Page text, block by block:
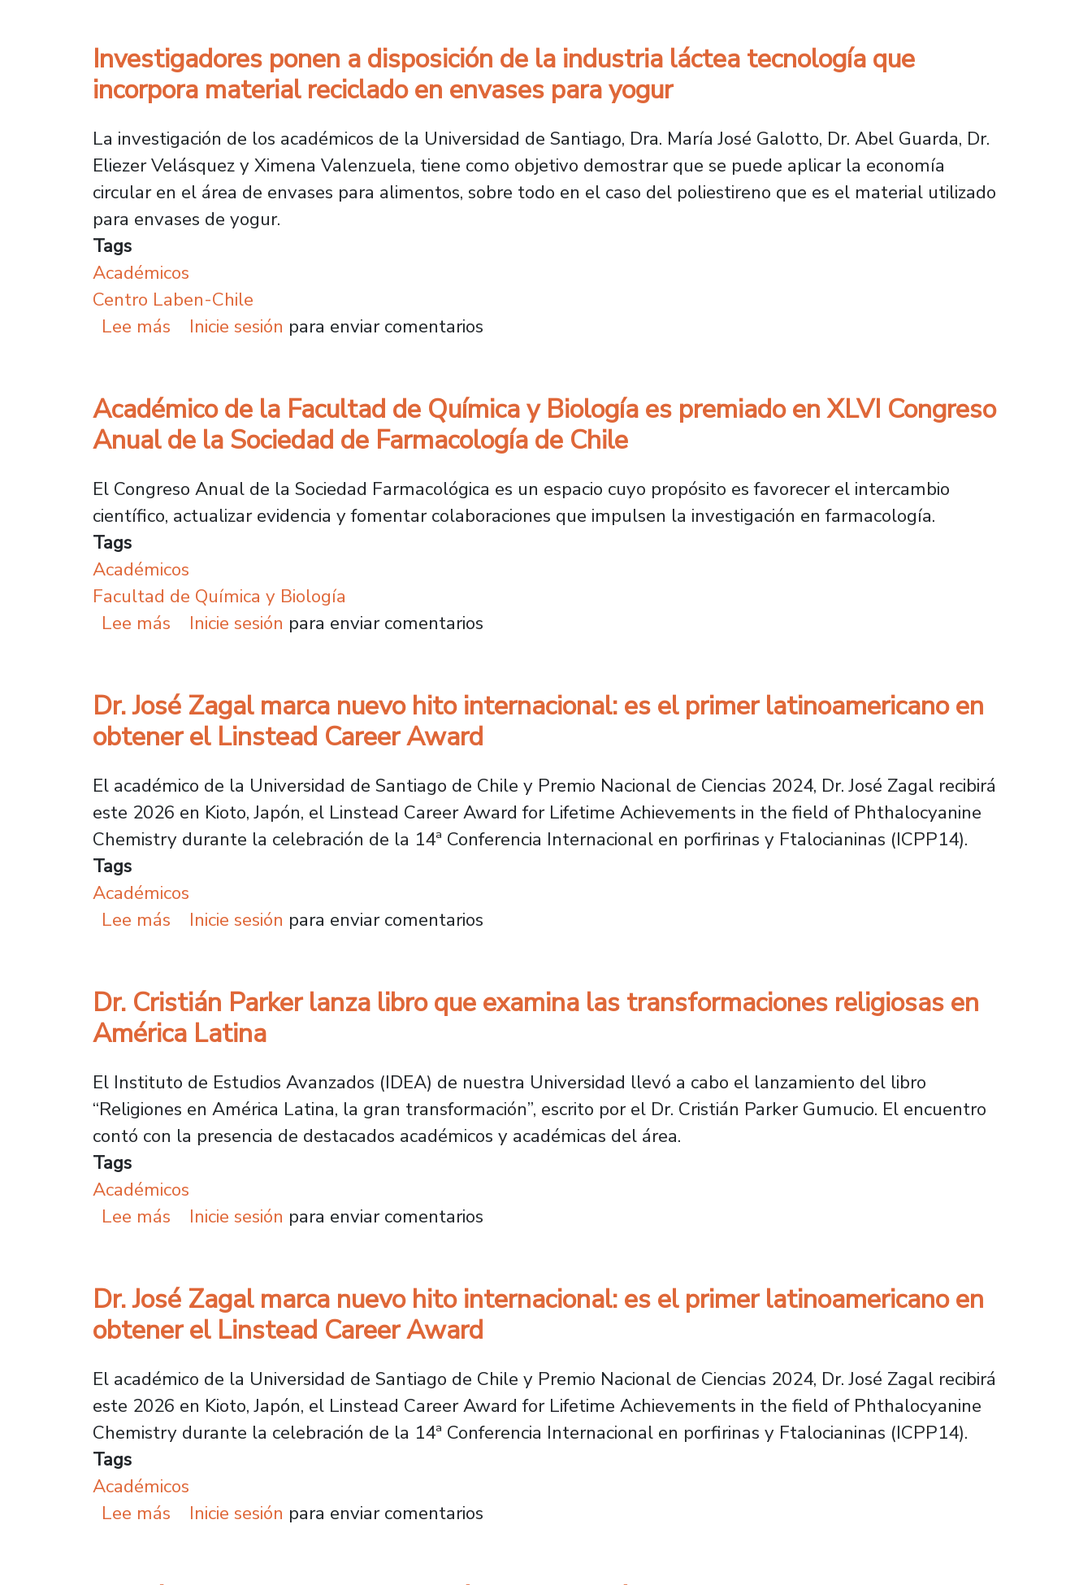
Investigadores ponen a disposición de la industria láctea tecnología que
incorpora material reciclado en envases para yogur
La investigación de los académicos de la Universidad de Santiago, Dra. María José Galotto, Dr. Abel Guarda, Dr.
Eliezer Velásquez y Ximena Valenzuela, tiene como objetivo demostrar que se puede aplicar la economía
circular en el área de envases para alimentos, sobre todo en el caso del poliestireno que es el material utilizado
para envases de yogur.
Tags
Académicos
Centro Laben-Chile
Lee más sobre Investigadores ponen a disposición de la industria láctea tecnología que incorpora material reciclado en
Inicie sesión para enviar comentarios
Académico de la Facultad de Química y Biología es premiado en XLVI Congreso
Anual de la Sociedad de Farmacología de Chile
El Congreso Anual de la Sociedad Farmacológica es un espacio cuyo propósito es favorecer el intercambio
científico, actualizar evidencia y fomentar colaboraciones que impulsen la investigación en farmacología.
Tags
Académicos
Facultad de Química y Biología
Lee más sobre Académico de la Facultad de Química y Biología es premiado en XLVI Congreso Anual de la Sociedad de
Inicie sesión para enviar comentarios
Dr. José Zagal marca nuevo hito internacional: es el primer latinoamericano en
obtener el Linstead Career Award
El académico de la Universidad de Santiago de Chile y Premio Nacional de Ciencias 2024, Dr. José Zagal recibirá
este 2026 en Kioto, Japón, el Linstead Career Award for Lifetime Achievements in the field of Phthalocyanine
Chemistry durante la celebración de la 14ª Conferencia Internacional en porfirinas y Ftalocianinas (ICPP14).
Tags
Académicos
Lee más sobre Dr. José Zagal marca nuevo hito internacional: es el primer latinoamericano en obtener el Linstead Career
Inicie sesión para enviar comentarios
Dr. Cristián Parker lanza libro que examina las transformaciones religiosas en
América Latina
El Instituto de Estudios Avanzados (IDEA) de nuestra Universidad llevó a cabo el lanzamiento del libro
“Religiones en América Latina, la gran transformación”, escrito por el Dr. Cristián Parker Gumucio. El encuentro
contó con la presencia de destacados académicos y académicas del área.
Tags
Académicos
Lee más sobre Dr. Cristián Parker lanza libro que examina las transformaciones religiosas en América Latina
Inicie sesión para enviar comentarios
Dr. José Zagal marca nuevo hito internacional: es el primer latinoamericano en
obtener el Linstead Career Award
El académico de la Universidad de Santiago de Chile y Premio Nacional de Ciencias 2024, Dr. José Zagal recibirá
este 2026 en Kioto, Japón, el Linstead Career Award for Lifetime Achievements in the field of Phthalocyanine
Chemistry durante la celebración de la 14ª Conferencia Internacional en porfirinas y Ftalocianinas (ICPP14).
Tags
Académicos
Lee más sobre Dr. José Zagal marca nuevo hito internacional: es el primer latinoamericano en obtener el Linstead Career
Inicie sesión para enviar comentarios